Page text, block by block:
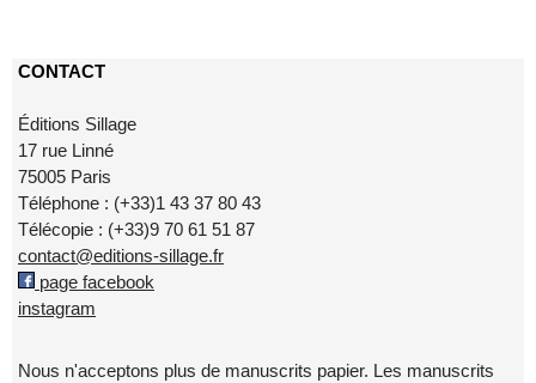
CONTACT
Éditions Sillage
17 rue Linné
75005 Paris
Téléphone : (+33)1 43 37 80 43
Télécopie : (+33)9 70 61 51 87
contact@editions-sillage.fr
page facebook
instagram
Nous n'acceptons plus de manuscrits papier. Les manuscrits